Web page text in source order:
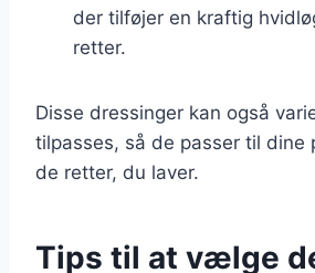
der tilføjer en kraftig
retter.
Disse dressinger kan også
tilpasses, så de passer til dine
de retter, du laver.
Tips til at vælge